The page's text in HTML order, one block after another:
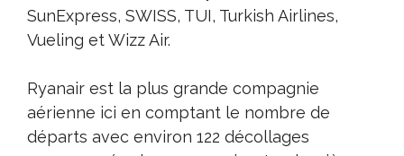
SunExpress, SWISS, TUI, Turkish Airlines,
Vueling et Wizz Air.
Ryanair est la plus grande compagnie
aérienne ici en comptant le nombre de
départs avec environ 122 décollages